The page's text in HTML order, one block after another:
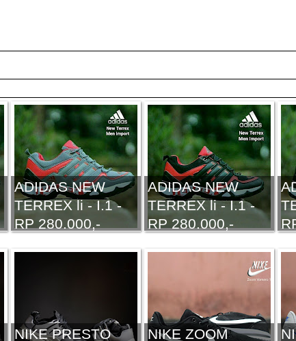
ADIDAS NEW
TERREX li - I.1 -
RP 280.000,-
ADIDAS NEW
TERREX li - I.1 -
RP 280.000,-
NIKE PRESTO
NIKE ZOOM